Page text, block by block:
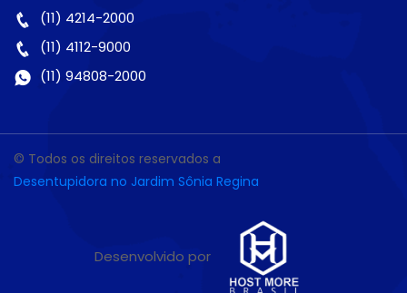
(11) 4214-2000
(11) 4112-9000
(11) 94808-2000
© Todos os direitos reservados a
Desentupidora no Jardim Sônia Regina
Desenvolvido por